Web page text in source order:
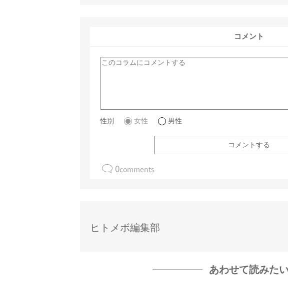
コメント
性別 女性 男性
0comments
ヒトメボ編集部
あわせて読みた